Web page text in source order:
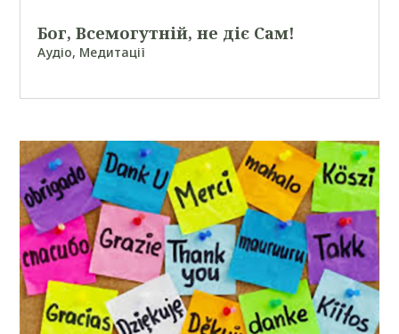
Бог, Всемогутній, не діє Сам!
Аудіо, Медитації